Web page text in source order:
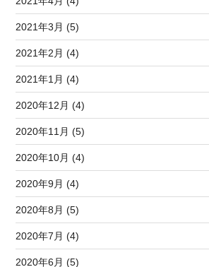
2021年3月 (5)
2021年2月 (4)
2021年1月 (4)
2020年12月 (4)
2020年11月 (5)
2020年10月 (4)
2020年9月 (4)
2020年8月 (5)
2020年7月 (4)
2020年6月 (5)